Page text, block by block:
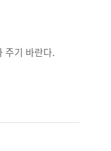
주기 바란다.